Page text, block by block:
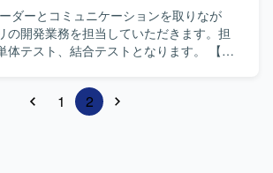
ダーとコミュニケーションを取りなが
の開発業務を担当していただきます。担
テスト、結合テストとなります。 【開
ットフォーム/サービス: AWS (Lambda、
※バックエンドの基盤はAWSとなりま
1 2